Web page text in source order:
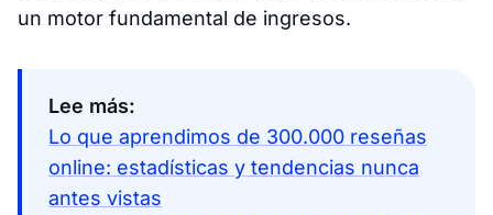
un motor fundamental de ingresos.
Lee más:
Lo que aprendimos de 300.000 reseñas
online: estadísticas y tendencias nunca
antes vistas